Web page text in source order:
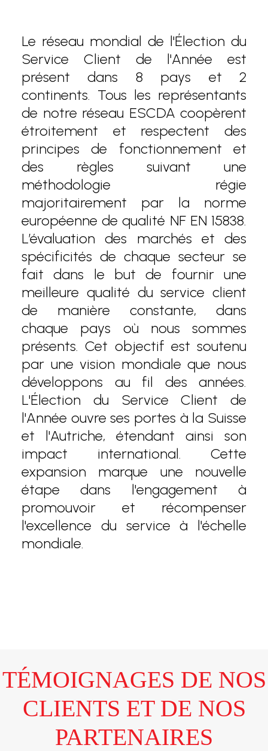
Le réseau mondial de l'Élection du
Service Client de l'Année est
présent dans 8 pays et 2
continents. Tous les représentants
de notre réseau ESCDA coopèrent
étroitement et respectent des
principes de fonctionnement et
des règles suivant une
méthodologie régie
majoritairement par la norme
européenne de qualité NF EN 15838.
L’évaluation des marchés et des
spécificités de chaque secteur se
fait dans le but de fournir une
meilleure qualité du service client
de manière constante, dans
chaque pays où nous sommes
présents. Cet objectif est soutenu
par une vision mondiale que nous
développons au fil des années.
L'Élection du Service Client de
l'Année ouvre ses portes à la Suisse
et l'Autriche, étendant ainsi son
impact international. Cette
expansion marque une nouvelle
étape dans l'engagement à
promouvoir et récompenser
l'excellence du service à l'échelle
mondiale.
TÉMOIGNAGES DE NOS
CLIENTS ET DE NOS
PARTENAIRES